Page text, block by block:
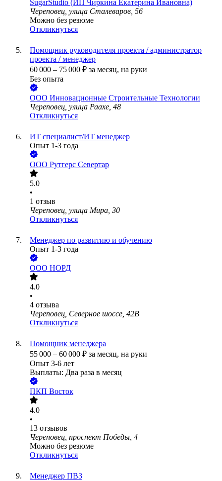
SugarStudio (ИП Чиркина Екатерина Ивановна)
Череповец, улица Сталеваров, 56
Можно без резюме
Откликнуться
Помощник руководителя проекта / администратор
проекта / менеджер
60 000 – 75 000 ₽ за месяц, на руки
Без опыта
ООО Инновационные Строительные Технологии
Череповец, улица Раахе, 48
Откликнуться
ИТ специалист/ИТ менеджер
Опыт 1-3 года
ООО Рутгерс Севертар
5.0
•
1 отзыв
Череповец, улица Мира, 30
Откликнуться
Менеджер по развитию и обучению
Опыт 1-3 года
ООО НОРД
4.0
•
4 отзыва
Череповец, Северное шоссе, 42В
Откликнуться
Помощник менеджера
55 000 – 60 000 ₽ за месяц, на руки
Опыт 3-6 лет
Выплаты: Два раза в месяц
ПКП Восток
4.0
•
13 отзывов
Череповец, проспект Победы, 4
Можно без резюме
Откликнуться
Менеджер ПВЗ